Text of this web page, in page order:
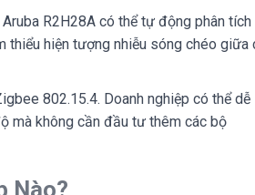
R2H28A có thể tự động phân tích
thiểu hiện tượng nhiễu sóng chéo giữa
802.15.4. Doanh nghiệp có thể dễ
mà không cần đầu tư thêm các bộ
Nào?